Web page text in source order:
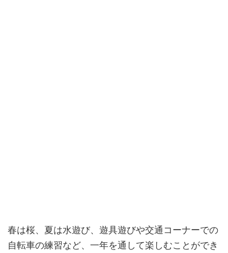
春は桜、夏は水遊び、遊具遊びや交通コーナーでの
自転車の練習など、一年を通して楽しむことができ